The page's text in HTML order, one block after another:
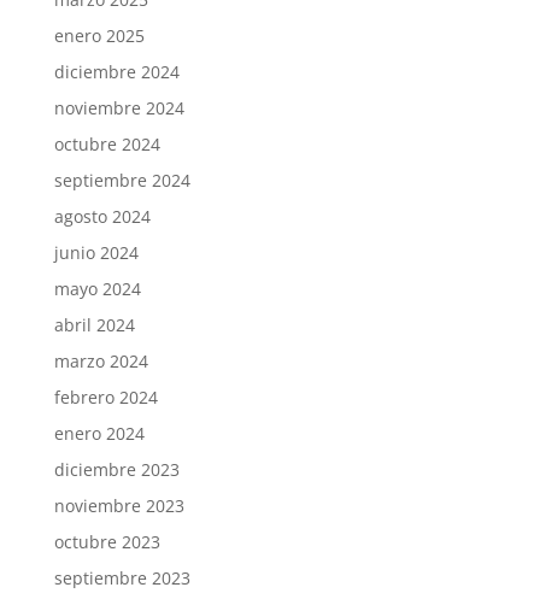
enero 2025
diciembre 2024
noviembre 2024
octubre 2024
septiembre 2024
agosto 2024
junio 2024
mayo 2024
abril 2024
marzo 2024
febrero 2024
enero 2024
diciembre 2023
noviembre 2023
octubre 2023
septiembre 2023